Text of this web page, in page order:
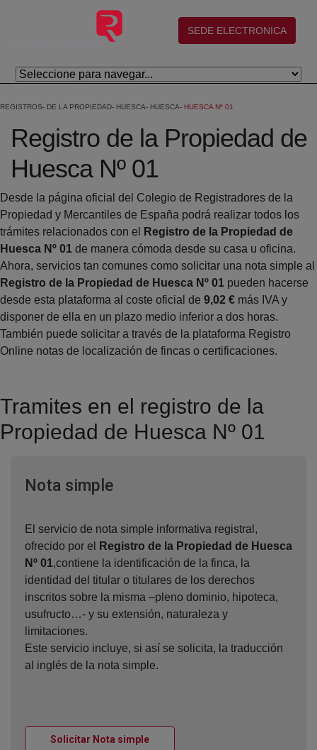
Salta al contingut principal
(abre en nueva ventana)
SEDE ELECTRONICA
REGISTROS DE LA PROPIEDAD HUESCA HUESCA HUESCA Nº 01
Registro de la Propiedad de
Huesca Nº 01
Desde la página oficial del Colegio de Registradores de la
Propiedad y Mercantiles de España podrá realizar todos los
trámites relacionados con el
Registro de la Propiedad de
Huesca Nº 01 de manera cómoda desde su casa u oficina.
Ahora, servicios tan comunes como solicitar una nota simple al
Registro de la Propiedad de Huesca Nº 01 pueden hacerse
desde esta plataforma al coste oficial de 9,02 € más IVA y
disponer de ella en un plazo medio inferior a dos horas.
También puede solicitar a través de la plataforma Registro
Online notas de localización de fincas o certificaciones.
Tramites en el registro de la
Propiedad de Huesca Nº 01
Nota simpleVentana nueva
El servicio de nota simple informativa registral,
ofrecido por el
Registro de la Propiedad de Huesca
Nº 01,contiene la identificación de la finca, la
identidad del titular o titulares de los derechos
inscritos sobre la misma –pleno dominio, hipoteca,
usufructo…- y su extensión, naturaleza y
limitaciones.
Este servicio incluye, si así se solicita, la traducción
al inglés de la nota simple.
Solicitar Nota simpleVentana nueva